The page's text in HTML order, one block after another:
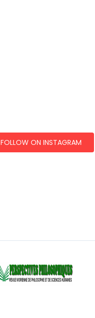
FOLLOW ON INSTAGRAM